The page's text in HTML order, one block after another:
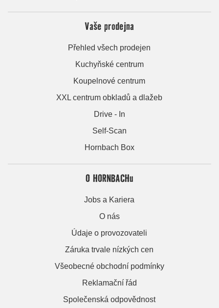
Vaše prodejna
Přehled všech prodejen
Kuchyňské centrum
Koupelnové centrum
XXL centrum obkladů a dlažeb
Drive - In
Self-Scan
Hornbach Box
O HORNBACHu
Jobs a Kariera
O nás
Údaje o provozovateli
Záruka trvale nízkých cen
Všeobecné obchodní podmínky
Reklamační řád
Společenská odpovědnost